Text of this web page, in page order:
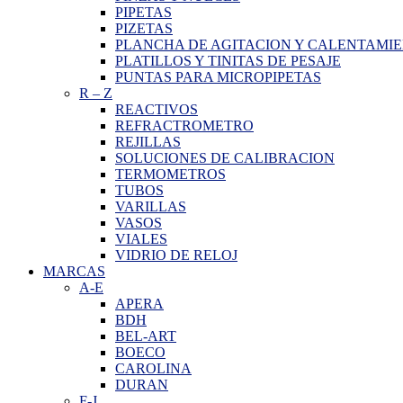
PIPETAS
PIZETAS
PLANCHA DE AGITACION Y
PLATILLOS Y TINITAS DE PESAJE
PUNTAS PARA MICROPIPETAS
R – Z
REACTIVOS
REFRACTROMETRO
REJILLAS
SOLUCIONES DE CALIBRACION
TERMOMETROS
TUBOS
VARILLAS
VASOS
VIALES
VIDRIO DE RELOJ
MARCAS
A-E
APERA
BDH
BEL-ART
BOECO
CAROLINA
DURAN